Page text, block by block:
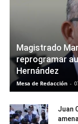
Magistrado
reprogramar
Hernández
Mesa de Redacción -
Juan